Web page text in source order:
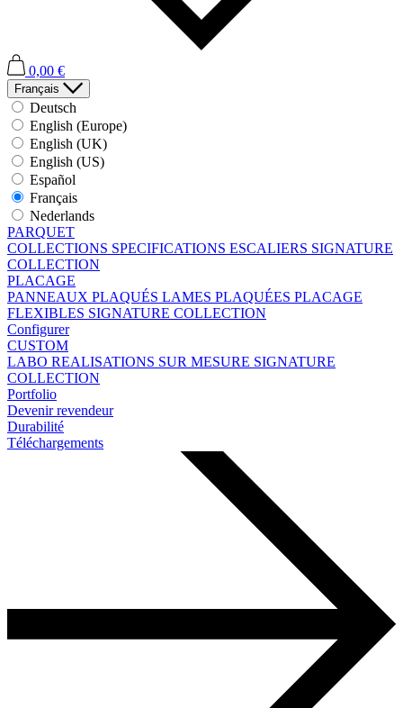
0,00 €
Français
Deutsch
English (Europe)
English (UK)
English (US)
Español
Français
Nederlands
PARQUET
COLLECTIONS SPECIFICATIONS ESCALIERS SIGNATURE
COLLECTION
PLACAGE
PANNEAUX PLAQUÉS LAMES PLAQUÉES PLACAGE
FLEXIBLES SIGNATURE COLLECTION
Configurer
CUSTOM
LABO REALISATIONS SUR MESURE SIGNATURE
COLLECTION
Portfolio
Devenir revendeur
Durabilité
Téléchargements